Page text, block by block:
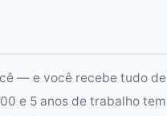
— e você recebe tudo
e 5 anos de trabalho